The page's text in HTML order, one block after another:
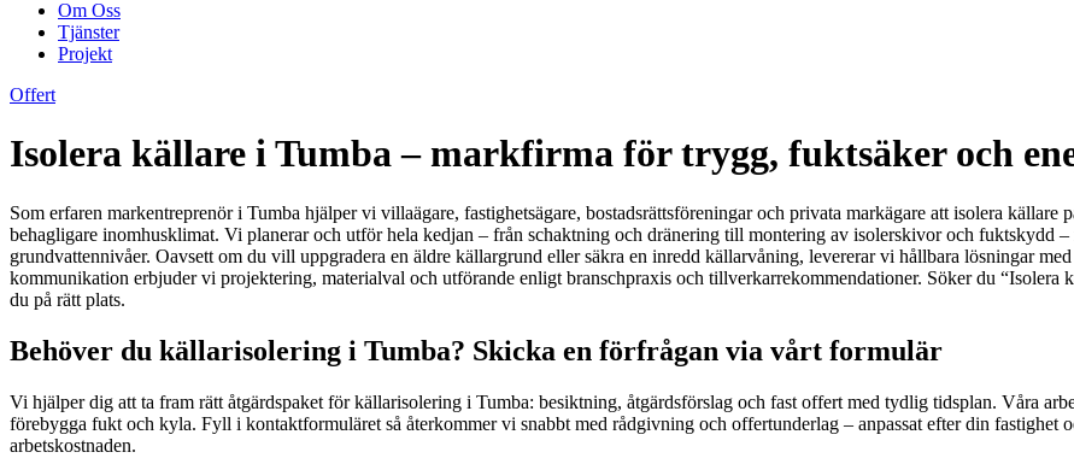
Om Oss
Tjänster
Projekt
Offert
Isolera källare i Tumba – markfirma för trygg, fuktsäker och
Som erfaren markentreprenör i Tumba hjälper vi villaägare, fastighetsägare, bostadsrättsföreningar och privata markägare att isolera
behagligare inomhusklimat. Vi planerar och utför hela kedjan – från schaktning och dränering till montering av isolerskivor och fuktskydd
grundvattennivåer. Oavsett om du vill uppgradera en äldre källargrund eller säkra en inredd källarvåning, levererar vi hållbara lösningar
kommunikation erbjuder vi projektering, materialval och utförande enligt branschpraxis och tillverkarrekommendationer. Söker du “Isolera
du på rätt plats.
Behöver du källarisolering i Tumba? Skicka en förfrågan via vårt formulär
Vi hjälper dig att ta fram rätt åtgärdspaket för källarisolering i Tumba: besiktning, åtgärdsförslag och fast offert med tydlig tidsplan. Våra
förebygga fukt och kyla. Fyll i kontaktformuläret så återkommer vi snabbt med rådgivning och offertunderlag – anpassat efter din fastighet
arbetskostnaden.